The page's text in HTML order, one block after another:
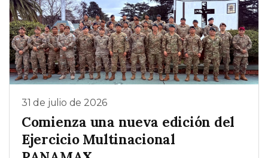
31 de julio de 2026
Comienza una nueva edición del
Ejercicio Multinacional